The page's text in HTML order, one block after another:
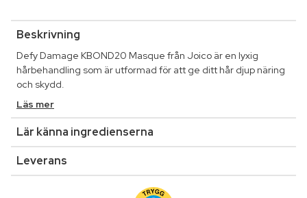
Beskrivning
Defy Damage KBOND20 Masque från Joico är en lyxig
hårbehandling som är utformad för att ge ditt hår djup näring
och skydd.
Läs mer
Lär känna ingredienserna
Leverans